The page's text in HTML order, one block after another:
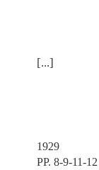
[...]
1929
PP. 8-9-11-12